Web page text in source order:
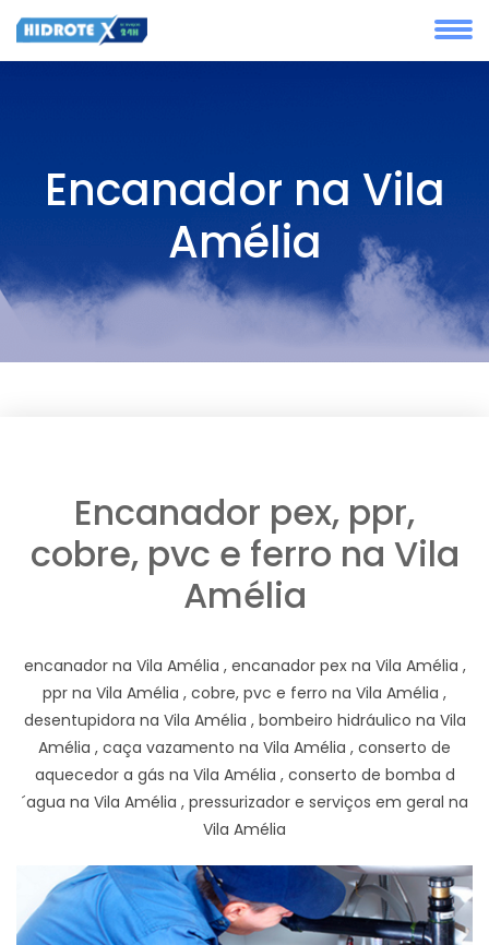
Encanador na Vila
Amélia
Encanador pex, ppr,
cobre, pvc e ferro na Vila
Amélia
encanador na Vila Amélia , encanador pex na Vila Amélia ,
ppr na Vila Amélia , cobre, pvc e ferro na Vila Amélia ,
desentupidora na Vila Amélia , bombeiro hidráulico na Vila
Amélia , caça vazamento na Vila Amélia , conserto de
aquecedor a gás na Vila Amélia , conserto de bomba d
´agua na Vila Amélia , pressurizador e serviços em geral na
Vila Amélia